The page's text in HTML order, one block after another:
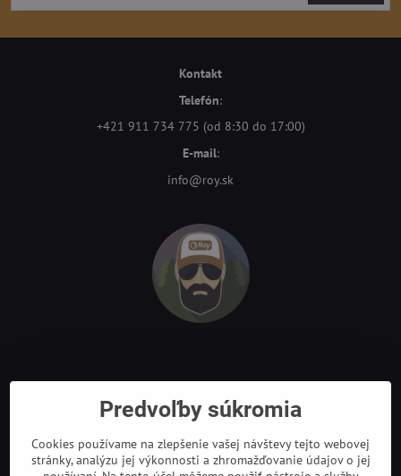
Kontakt
Telefón:
+421 911 734 775 (od 8:30 do 17:00)
E-mail:
info@roy.sk
Predvoľby súkromia
Cookies používame na zlepšenie vašej návštevy tejto webovej
stránky, analýzu jej výkonnosti a zhromažďovanie údajov o jej